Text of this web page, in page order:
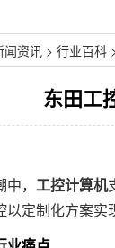
闻资讯 > 行业百科
东田工
， 工控计算机
定制化方案实